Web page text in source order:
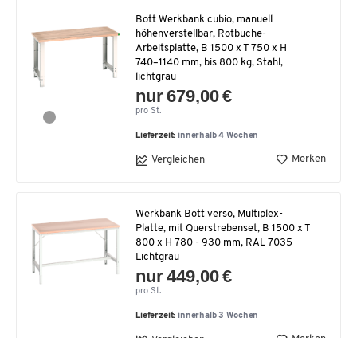
Bott Werkbank cubio, manuell
höhenverstellbar, Rotbuche-
Arbeitsplatte, B 1500 x T 750 x H
740–1140 mm, bis 800 kg, Stahl,
lichtgrau
nur 679,00 €
pro St.
Lieferzeit: innerhalb 4 Wochen
Vergleichen Merken
Werkbank Bott verso, Multiplex-
Platte, mit Querstrebenset, B 1500 x T
800 x H 780 - 930 mm, RAL 7035
Lichtgrau
nur 449,00 €
pro St.
Lieferzeit: innerhalb 3 Wochen